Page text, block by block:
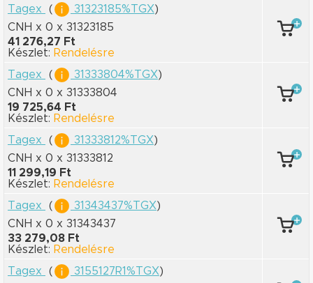
Tagex
( 31323185%TGX)
CNH x 0 x 31323185
41 276,27 Ft
Készlet: Rendelésre
Tagex
( 31333804%TGX)
CNH x 0 x 31333804
19 725,64 Ft
Készlet: Rendelésre
Tagex
( 31333812%TGX)
CNH x 0 x 31333812
11 299,19 Ft
Készlet: Rendelésre
Tagex
( 31343437%TGX)
CNH x 0 x 31343437
33 279,08 Ft
Készlet: Rendelésre
Tagex
( 3155127R1%TGX)